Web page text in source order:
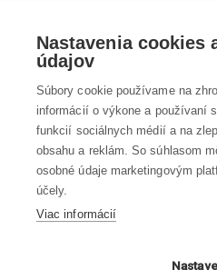
Predajne
Kontakt
Kontaktujte nás
info@robotworld.sk
02 / 205 103 00
Nastavenia cookies
údajov
Súbory cookie používame na
informácií o výkone a používaní
funkcií sociálnych médií a na
obsahu a reklám. So súhlasom
osobné údaje marketingovým
účely.
Viac informácií